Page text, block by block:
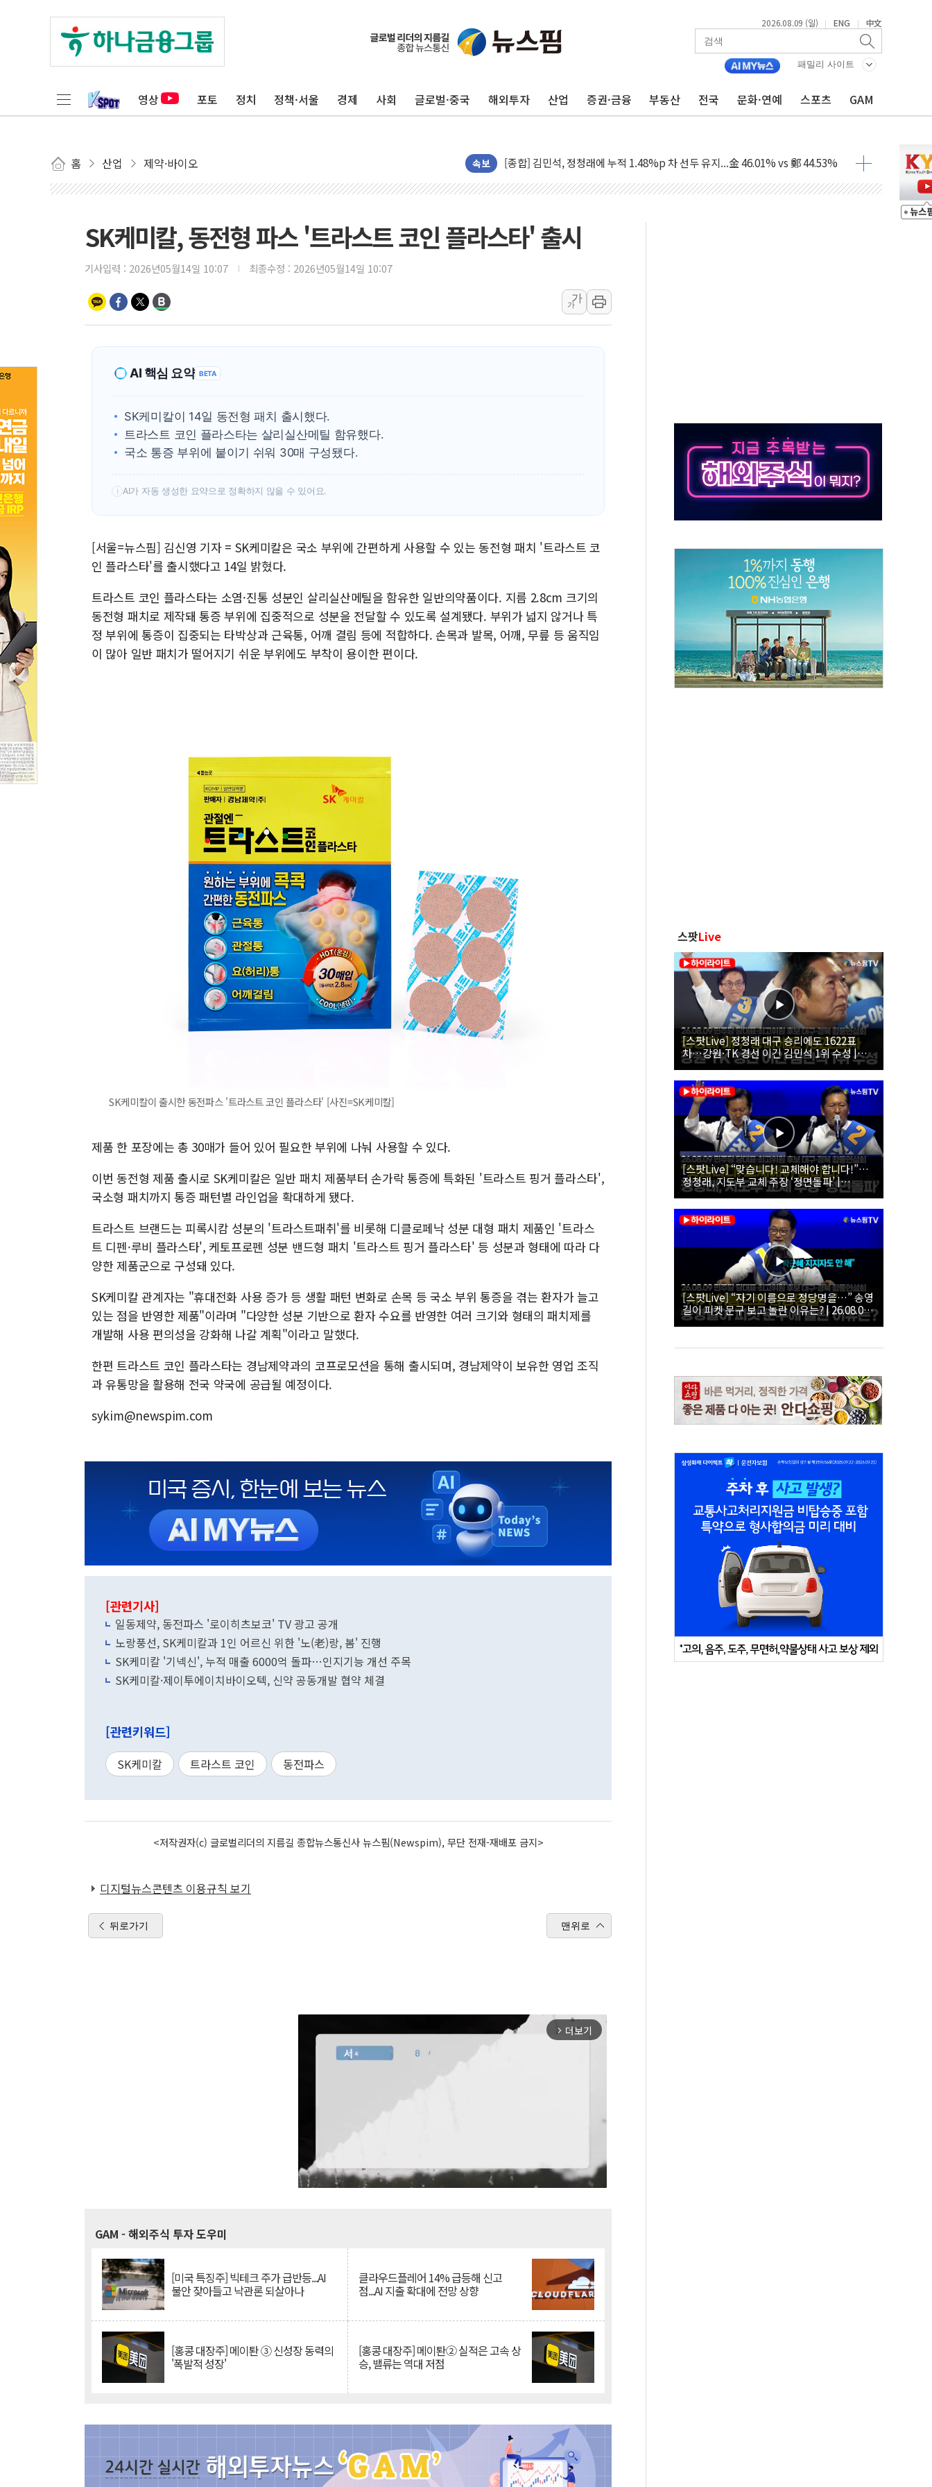
2026.08.09 (일) | ENG | 中文
패밀리 사이트
영상 포토 정치 정책·서울 경제 사회 글로벌·중국 해외투자 산업 증권·금융 부동산 전국 문화·연예 스포츠 GAM
홈 산업 제약·바이오 속보
125mm 폭우 쏟아진 울진...'두천~하당'·'올미골교' 차량 통행 선제 제한
포항 블루밸리 국가산단에 '철강 AI융합실증센터' 들어선다
상주 낙동강 선착장 하류서 50대 숨진 채 발견...경찰, 조사 중
민주당 경북도당위원장에 오중기 당선...합산득표율 68.63%
인천서 말다툼 중 어머니 살해 10대 구속…범행 후 반려견도 죽여
[속보] 민주, 강원·대구·경북 경선 결과...김민석 48.54% 정청래 44.40%
[속보] 민주, 경북 경선 결과 발표...김민석 47.37% 정청래 45.71% 송영길 6.92%
[속보] 민주, 강원 경선 결과 발표...김민석 50.30% 정청래 41.94% 송영길 7.76%
정재헌 CEO, SKT 장기고객 400명 맞이…"마음 잇는 시간 되길"
최태원, 노소영에 9440억 지급 확정되나…재상고 앞두고 막판 셈법
하나금융, 명동 소상공인에 '행복상자' 전달
윤준병·이해민 의원, '정부 특사'로 콜롬비아 대통령 취임식 참석
'호우·산사태 주의보' 울진 시간당 30mm 강한 비...호우 피해 없어
SK케미칼, 동전형 파스 '트라스트 코인 플라스타' 출시
기사입력 : 2026년05월14일 10:07 최종수정 : 2026년05월14일 10:07
가
가
AI 핵심 요약 BETA
SK케미칼이 14일 동전형 패치 출시했다.
트라스트 코인 플라스타는 살리실산메틸 함유했다.
국소 통증 부위에 붙이기 쉬워 30매 구성됐다.
! AI가 자동 생성한 요약으로 정확하지 않을 수 있어요.
[서울=뉴스핌] 김신영 기자 = SK케미칼은 국소 부위에 간편하게 사용할 수 있는 동전형 패치 '트라스트 코
인 플라스타'를 출시했다고 14일 밝혔다.
트라스트 코인 플라스타는 소염·진통 성분인 살리실산메틸을 함유한 일반의약품이다. 지름 2.8cm 크기의
동전형 패치로 제작돼 통증 부위에 집중적으로 성분을 전달할 수 있도록 설계됐다. 부위가 넓지 않거나 특
정 부위에 통증이 집중되는 타박상과 근육통, 어깨 결림 등에 적합하다. 손목과 발목, 어깨, 무릎 등 움직임
이 많아 일반 패치가 떨어지기 쉬운 부위에도 부착이 용이한 편이다.
SK케미칼이 출시한 동전파스 '트라스트 코인 플라스타' [사진=SK케미칼]
제품 한 포장에는 총 30매가 들어 있어 필요한 부위에 나눠 사용할 수 있다.
이번 동전형 제품 출시로 SK케미칼은 일반 패치 제품부터 손가락 통증에 특화된 '트라스트 핑거 플라스타',
국소형 패치까지 통증 패턴별 라인업을 확대하게 됐다.
트라스트 브랜드는 피록시캄 성분의 '트라스트패취'를 비롯해 디클로페낙 성분 대형 패치 제품인 '트라스
트 디펜·루비 플라스타', 케토프로펜 성분 밴드형 패치 '트라스트 핑거 플라스타' 등 성분과 형태에 따라 다
양한 제품군으로 구성돼 있다.
SK케미칼 관계자는 "휴대전화 사용 증가 등 생활 패턴 변화로 손목 등 국소 부위 통증을 겪는 환자가 늘고
있는 점을 반영한 제품"이라며 "다양한 성분 기반으로 환자 수요를 반영한 여러 크기와 형태의 패치제를
개발해 사용 편의성을 강화해 나갈 계획"이라고 말했다.
한편 트라스트 코인 플라스타는 경남제약과의 코프로모션을 통해 출시되며, 경남제약이 보유한 영업 조직
과 유통망을 활용해 전국 약국에 공급될 예정이다.
sykim@newspim.com
[관련기사]
일동제약, 동전파스 '로이히츠보코' TV 광고 공개
노랑풍선, SK케미칼과 1인 어르신 위한 '노(老)랑, 봄' 진행
SK케미칼 '기넥신', 누적 매출 6000억 돌파…인지기능 개선 주목
SK케미칼·제이투에이치바이오텍, 신약 공동개발 협약 체결
[관련키워드]
SK케미칼 트라스트 코인 동전파스
<저작권자(c) 글로벌리더의 지름길 종합뉴스통신사 뉴스핌(Newspim), 무단 전재-재배포 금지>
디지털뉴스콘텐츠 이용규칙 보기
뒤로가기 맨위로
arrow_forward_ios 더보기
GAM - 해외주식 투자 도우미
[미국 특징주] 빅테크 주가 급반등...AI
불안 잦아들고 낙관론 되살아나
클라우드플레어 14% 급등해 신고
점...AI 지출 확대에 전망 상향
[홍콩 대장주] 메이퇀 ③ 신성장 동력의
'폭발적 성장'
[홍콩 대장주] 메이퇀② 실적은 고속 상
승, 밸류는 역대 저점
스팟Live
[스팟Live] 정청래 대구 승리에도 1622표
차…강원·TK 경선 이긴 김민석 1위 수성 |
26.08.09 더불어민주당 당대표·최고위원 후
보 대구·경북 합동연설회
[스팟Live] “맞습니다! 교체해야 합니다!”…
정청래, 지도부 교체 주장 ‘정면돌파’ |
26.08.09 더불어민주당 당대표·최고위원 후
보 대구·경북 합동연설회
[스팟Live] “자기 이름으로 정당명을…” 송영
길이 피켓 문구 보고 놀란 이유는? | 26.08.09
더불어민주당 당대표·최고위원 후보 대구·경